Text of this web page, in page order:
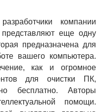
компании
еще одну
предназначена для
вашего компьютера.
как и огромное
для очистки ПК,
бесплатно. Авторы
помощи.